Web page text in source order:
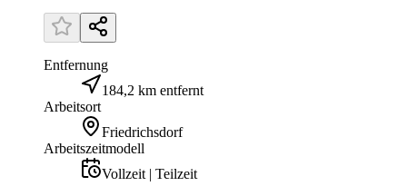
Entfernung
184,2 km entfernt
Arbeitsort
Friedrichsdorf
Arbeitszeitmodell
Vollzeit | Teilzeit